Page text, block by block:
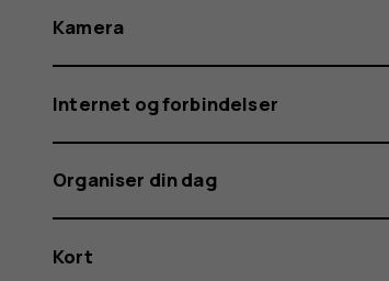
Kamera
Internet og forbindelser
Organiser din dag
Kort